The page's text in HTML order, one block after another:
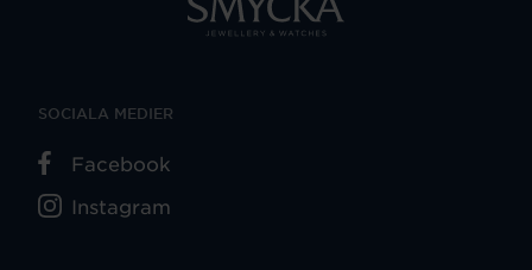
SOCIALA MEDIER
Facebook
Instagram